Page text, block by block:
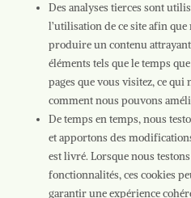
Des analyses tierces sont
l’utilisation de ce site afin
produire un contenu
éléments tels que le temps
pages que vous visitez, ce
comment nous pouvons
De temps en temps, nous
et apportons des
est livré. Lorsque nous
fonctionnalités, ces cookies
garantir une expérience